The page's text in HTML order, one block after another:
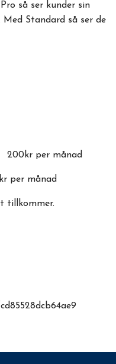
så ser kunder sin
Med Standard så ser de
200kr per månad
per månad
tillkommer.